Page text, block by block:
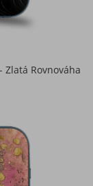
Zlatá Rovnováha